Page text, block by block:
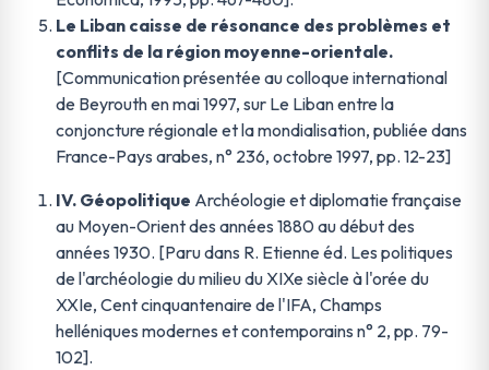
Le Liban caisse de résonance des problèmes et
conflits de la région moyenne-orientale.
[Communication présentée au colloque international
de Beyrouth en mai 1997, sur Le Liban entre la
conjoncture régionale et la mondialisation, publiée dans
France-Pays arabes, n° 236, octobre 1997, pp. 12-23]
IV. Géopolitique Archéologie et diplomatie française
au Moyen-Orient des années 1880 au début des
années 1930. [Paru dans R. Etienne éd. Les politiques
de l'archéologie du milieu du XIXe siècle à l'orée du
XXIe, Cent cinquantenaire de l'IFA, Champs
helléniques modernes et contemporains n° 2, pp. 79-
102].